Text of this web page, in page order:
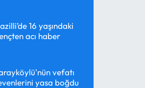
16 yaşındaki
acı haber
vefatı
yasa boğdu